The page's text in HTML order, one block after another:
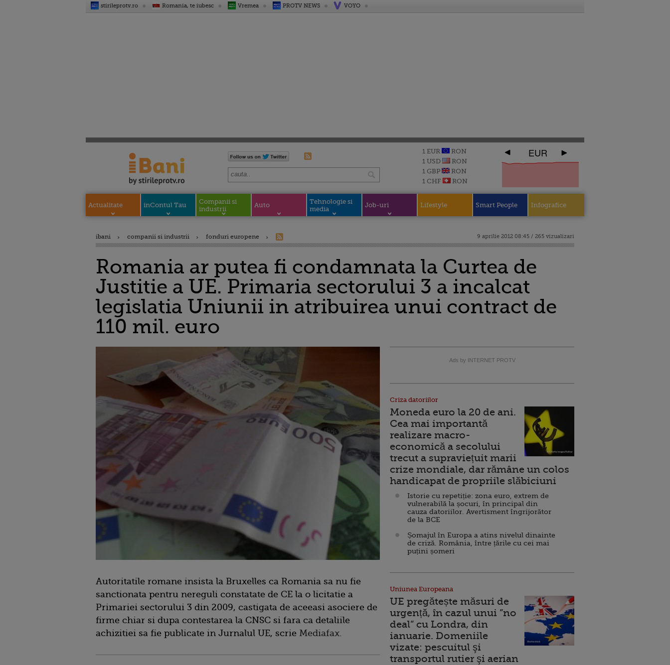
stirileprotv.ro Romania, te iubesc Vremea PROTV NEWS VOYO
1 EUR
RON
1 USD
RON
1 GBP
RON
1 CHF
RON
EUR
Actualitate inContul Tau
Companii si
industrii
Auto
Tehnologie si
media
Job-uri Lifestyle Smart People Infografice
ibani companii si industrii fonduri europene 9 aprilie 2012 08:45 / 265 vizualizari
Romania ar putea fi condamnata la Curtea de
Justitie a UE. Primaria sectorului 3 a incalcat
legislatia Uniunii in atribuirea unui contract de
110 mil. euro
Autoritatile romane insista la Bruxelles ca Romania sa nu fie
sanctionata pentru nereguli constatate de CE la o licitatie a
Primariei sectorului 3 din 2009, castigata de aceeasi asociere de
firme chiar si dupa contestarea la CNSC si fara ca detaliile
achizitiei sa fie publicate in Jurnalul UE, scrie Mediafax.
Ads by INTERNET PROTV
Criza datoriilor
Moneda euro la 20 de ani.
Cea mai importantă
realizare macro-
economică a secolului
trecut a supraviețuit marii
crize mondiale, dar rămâne un colos
handicapat de propriile slăbiciuni
Istorie cu repetiție: zona euro, extrem de
vulnerabilă la șocuri, în principal din
cauza datoriilor. Avertisment îngrijorător
de la BCE
Șomajul în Europa a atins nivelul dinainte
de criză. România, între țările cu cei mai
puțini șomeri
Uniunea Europeana
UE pregătește măsuri de
urgență, în cazul unui ”no
deal” cu Londra, din
ianuarie. Domeniile
vizate: pescuitul şi
transportul rutier şi aerian